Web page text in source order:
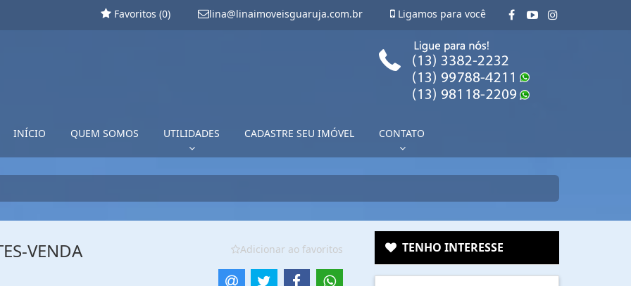
Ligamos para você
lina@linaimoveisguaruja.com.br
Favoritos (0)
INÍCIO QUEM SOMOS UTILIDADES CADASTRE SEU IMÓVEL CONTATO
VENDA Adicionar ao favoritos TENHO INTERESSE